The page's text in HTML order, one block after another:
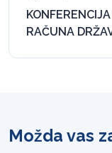
RAČUNA
Možda vas